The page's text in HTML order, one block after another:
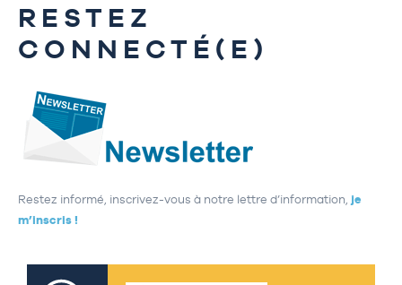
RESTEZ
CONNECTÉ(E)
Restez informé, inscrivez-vous à notre lettre d’information, je
m’inscris !